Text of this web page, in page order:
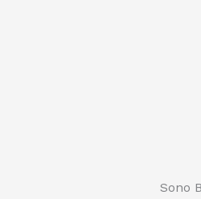
Sono